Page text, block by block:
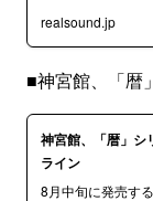
realsound.jp
■神宮館、「暦
神宮館、「暦」シ
ライン
8月中旬に発売す